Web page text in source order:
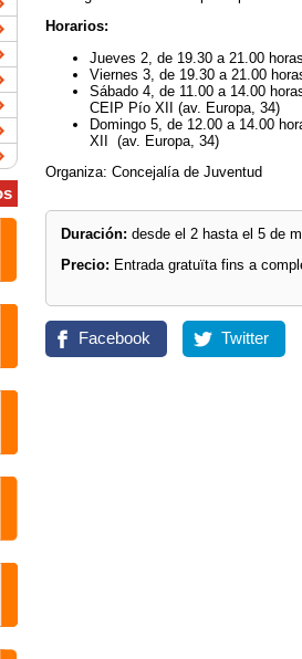
Horarios:
Jueves 2, de 19.30 a 21.00
Viernes 3, de 19.30 a 21.00
Sábado 4, de 11.00 a 14.00
CEIP Pío XII (av. Europa, 34)
Domingo 5, de 12.00 a 14.00
XII (av. Europa, 34)
Organiza: Concejalía de Juventud
Duración:desde el 2 hasta el 5 de
Precio: Entrada gratuïta fins a
Facebook Twitter